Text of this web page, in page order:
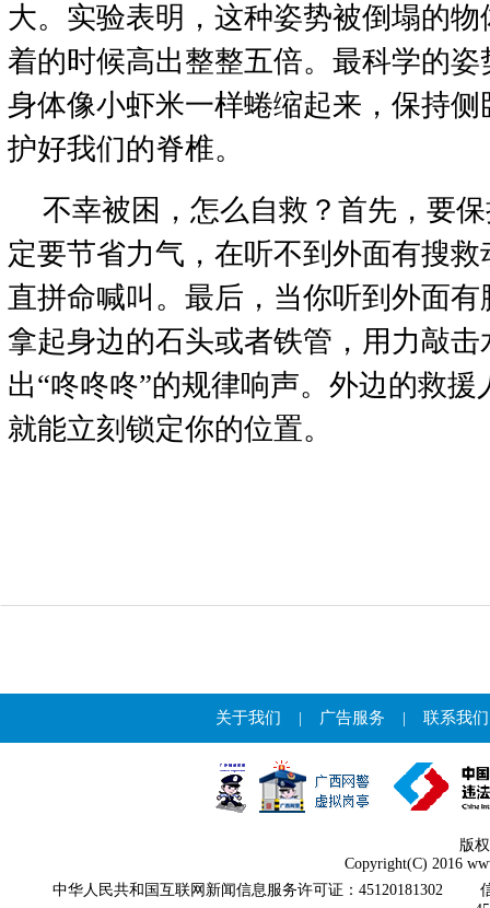
大。实验表明，这种姿势被倒塌的
着的时候高出整整五倍。最科学的
身体像小虾米一样蜷缩起来，保持
护好我们的脊椎。
不幸被困，怎么自救？首先，要
定要节省力气，在听不到外面有搜
直拼命喊叫。最后，当你听到外面
拿起身边的石头或者铁管，用力敲
出“咚咚咚”的规律响声。外边的救
就能立刻锁定你的位置。
关于我们 | 广告服务 | 联系我们
版
Copyright(C) 2016
中华人民共和国互联网新闻信息服务许可证：45120181302